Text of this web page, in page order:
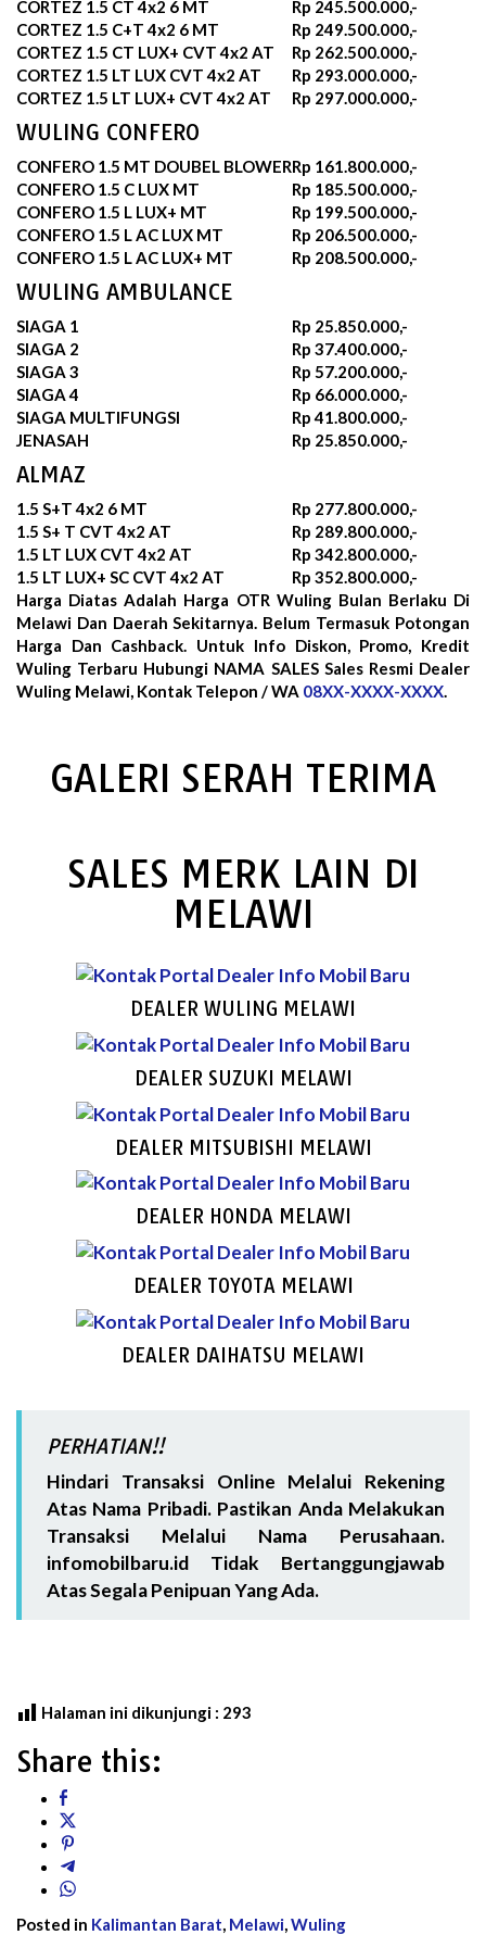
CORTEZ 1.5 CT 4x2 6 MT
Rp 245.500.000,-
CORTEZ 1.5 C+T 4x2 6 MT
Rp 249.500.000,-
CORTEZ 1.5 CT LUX+ CVT 4x2 AT
Rp 262.500.000,-
CORTEZ 1.5 LT LUX CVT 4x2 AT
Rp 293.000.000,-
CORTEZ 1.5 LT LUX+ CVT 4x2 AT
Rp 297.000.000,-
WULING CONFERO
CONFERO 1.5 MT DOUBEL BLOWERRp 161.800.000,-
CONFERO 1.5 C LUX MT
Rp 185.500.000,-
CONFERO 1.5 L LUX+ MT
Rp 199.500.000,-
CONFERO 1.5 L AC LUX MT
Rp 206.500.000,-
CONFERO 1.5 L AC LUX+ MT
Rp 208.500.000,-
WULING AMBULANCE
SIAGA 1
Rp 25.850.000,-
SIAGA 2
Rp 37.400.000,-
SIAGA 3
Rp 57.200.000,-
SIAGA 4
Rp 66.000.000,-
SIAGA MULTIFUNGSI
Rp 41.800.000,-
JENASAH
Rp 25.850.000,-
ALMAZ
1.5 S+T 4x2 6 MT
Rp 277.800.000,-
1.5 S+ T CVT 4x2 AT
Rp 289.800.000,-
1.5 LT LUX CVT 4x2 AT
Rp 342.800.000,-
1.5 LT LUX+ SC CVT 4x2 AT
Rp 352.800.000,-
Harga Diatas Adalah Harga OTR Wuling Bulan Berlaku Di
Melawi Dan Daerah Sekitarnya. Belum Termasuk Potongan
Harga Dan Cashback. Untuk Info Diskon, Promo, Kredit
Wuling Terbaru Hubungi NAMA SALES Sales Resmi Dealer
Wuling Melawi, Kontak Telepon / WA 08XX-XXXX-XXXX.
GALERI SERAH TERIMA
SALES MERK LAIN DI
MELAWI
DEALER WULING MELAWI
DEALER SUZUKI MELAWI
DEALER MITSUBISHI MELAWI
DEALER HONDA MELAWI
DEALER TOYOTA MELAWI
DEALER DAIHATSU MELAWI
PERHATIAN!!
Hindari Transaksi Online Melalui Rekening
Atas Nama Pribadi. Pastikan Anda Melakukan
Transaksi Melalui Nama Perusahaan.
infomobilbaru.id Tidak Bertanggungjawab
Atas Segala Penipuan Yang Ada.
Halaman ini dikunjungi : 293
Share this:
Posted in Kalimantan Barat Melawi Wuling